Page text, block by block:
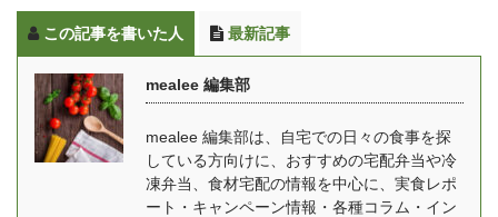
いう思いからママの休食
は生まれています。 冷凍
弁当なのでいつでも食べ
れる・簡単に準備出来
る・洗い物も簡単です。
栄養面についても、妊娠
中・産後とでそれぞれ違
うメニューとなってお
とは？ mealee 今回はイ
自己紹介をお願いいたし
ます。 ロイヤルホールデ
ィングス株式会社ロイヤ
この記事を書いた人 最新記事
mealee 編集部
mealee 編集部は、自宅での日々の食事を探
している方向けに、おすすめの宅配弁当や冷
凍弁当、食材宅配の情報を中心に、実食レポ
ート・キャンペーン情報・各種コラム・イン